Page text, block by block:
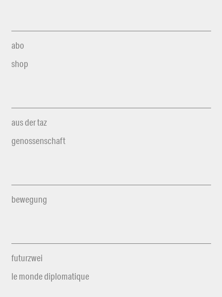
abo
shop
aus der taz
genossenschaft
bewegung
futurzwei
le monde diplomatique